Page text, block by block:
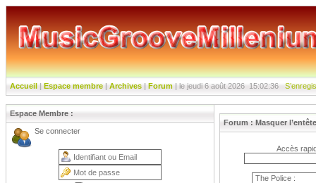
Accueil | Espace membre | Archives | Forum | le jeudi 6 août 2026 15:02:37
Espace Membre :
Se connecter
Forum : Masquer l’entête
Accès